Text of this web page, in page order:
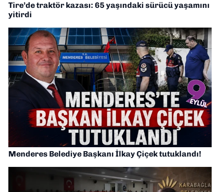
Tire’de traktör kazası: 65 yaşındaki sürücü yaşamını
yitirdi
Menderes Belediye Başkanı İlkay Çiçek tutuklandı!